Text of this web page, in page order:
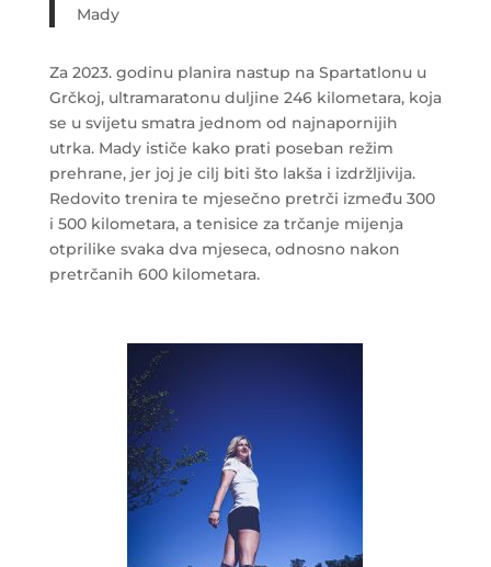
Mady
Za 2023. godinu planira nastup na Spartatlonu u
Grčkoj, ultramaratonu duljine 246 kilometara, koja
se u svijetu smatra jednom od najnapornijih
utrka. Mady ističe kako prati poseban režim
prehrane, jer joj je cilj biti što lakša i izdržljivija.
Redovito trenira te mjesečno pretrči između 300
i 500 kilometara, a tenisice za trčanje mijenja
otprilike svaka dva mjeseca, odnosno nakon
pretrčanih 600 kilometara.